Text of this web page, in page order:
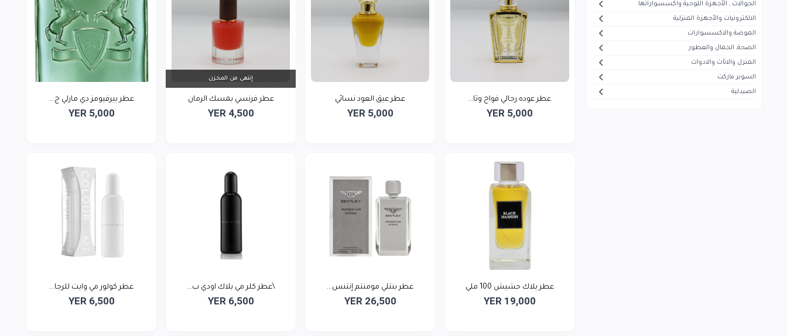
ميديا
ماجستي
تيفال
سوني
الجوالات , الأجهزة اللوحية واكسسواراتها
الالكترونيات والأجهزة المنزلية
الموضة والاكسسوارات
الصحة, الجمال والعطور
المنزل والاثاث والادوات
السوبر ماركت
الصيدلية
عطر عوده رجالي فواح وثا...
YER 5,000
عطر عبق العود نسائي
YER 5,000
إنتهى من المخزن
عطر فرنسي بمسك الرمان
YER 4,500
عطر بيرفيومز دي مارلي ج...
YER 5,000
عطر بلاك حشيش 100 ملي
YER 19,000
عطر بنتلي مومنتم إنتنس...
YER 26,500
\عطر كلر مي بلاك اودي ب...
YER 6,500
عطر كولور مي وايت للرجا...
YER 6,500